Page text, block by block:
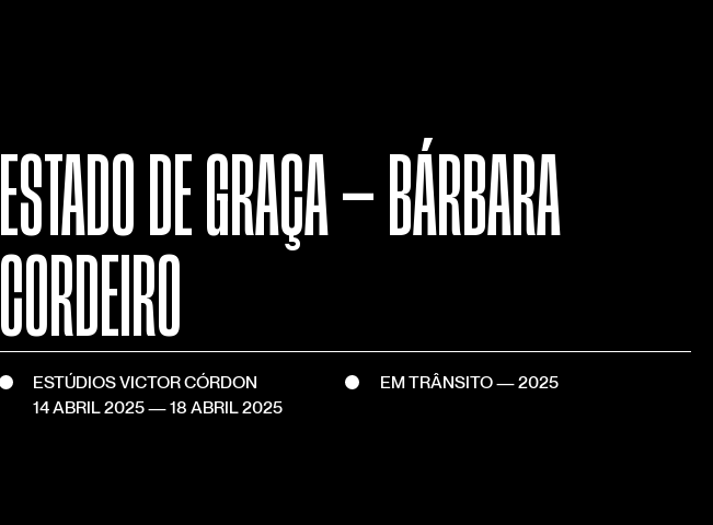
ESTADO DE GRAÇA — BÁRBARA
CORDEIRO
ESTÚDIOS VICTOR CÓRDON
14 ABRIL 2025—18 ABRIL 2025
EM TRÂNSITO — 2025